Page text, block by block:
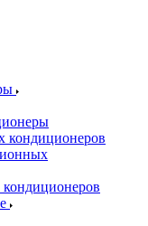
кондиционеров